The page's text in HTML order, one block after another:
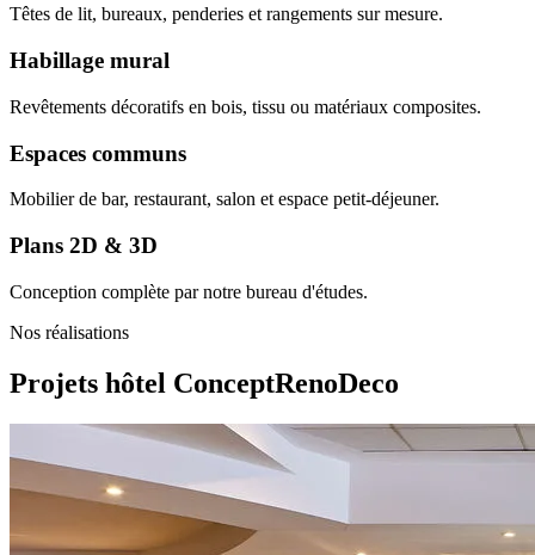
Têtes de lit, bureaux, penderies et rangements sur mesure.
Habillage mural
Revêtements décoratifs en bois, tissu ou matériaux composites.
Espaces communs
Mobilier de bar, restaurant, salon et espace petit-déjeuner.
Plans 2D & 3D
Conception complète par notre bureau d'études.
Nos réalisations
Projets hôtel ConceptRenoDeco